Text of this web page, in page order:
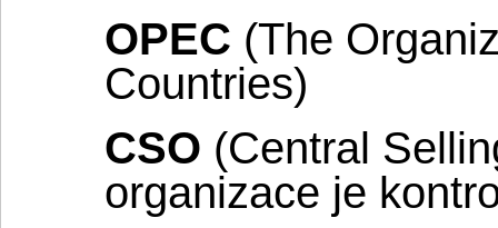
OPEC (The
Countries)
CSO (Central
organizace je